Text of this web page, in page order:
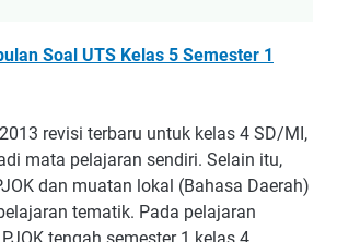
Soal UTS Kelas 5 Semester 1
revisi terbaru untuk kelas 4 SD/MI,
mata pelajaran sendiri. Selain itu,
dan muatan lokal (Bahasa Daerah)
tematik. Pada pelajaran